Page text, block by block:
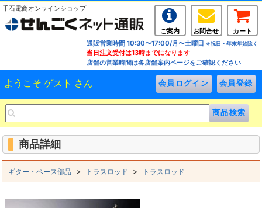
千石電商オンラインショップ
ご案内 お問合せ
カート
通販営業時間 10:30〜17:00/月〜土曜日 ※祝日・年末年始除く
当日注文受付は13時までになります
店舗の営業時間は各店舗案内ページをご確認ください
ようこそ ゲスト さん
商品詳細
ギター・ベース部品 > トラスロッド > トラスロッド